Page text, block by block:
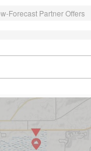
Forecast Partner Offers